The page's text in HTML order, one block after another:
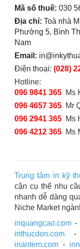
Mã số thuế: 030
Địa chỉ: Toà nhà
Phường 5, Bình
Nam
Email:
Điện thoại: (028)
Hotline:
096 9841 365 Ms
096 4657 365 Mr
096 2941 365 Ms
096 4212 365 Ms
Trung tâm in kỹ
cận cụ thể nhu
nhanh dễ dàng
Niche Market
inquangcao.com -
inthucdon.com
inantem.com -